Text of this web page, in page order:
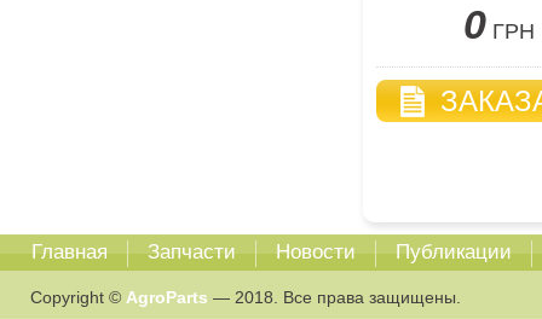
0 ГРН
Главная Запчасти Новости Публикации
Copyright © AgroParts — 2018. Все права защищены.